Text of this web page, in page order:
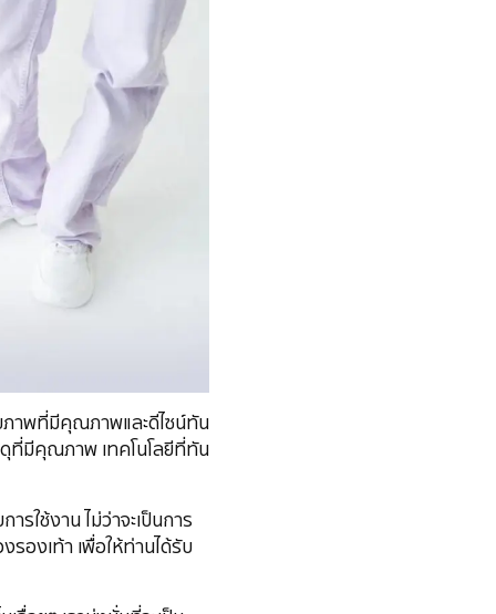
ขภาพที่มีคุณภาพและดีไซน์ทัน
ดุที่มีคุณภาพ เทคโนโลยีที่ทัน
รใช้งาน ไม่ว่าจะเป็นการ
รองเท้า เพื่อให้ท่านได้รับ